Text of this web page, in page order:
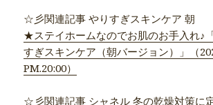
☆彡関連記事 やりすぎスキンケア 朝
★ステイホームなのでお肌のお手入れ♪
すぎスキンケア（朝バージョン）」（
PM.20:00）
☆彡関連記事 シャネル 冬の乾燥対策に